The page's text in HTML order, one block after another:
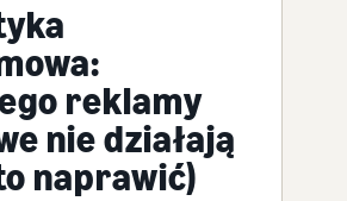
reklamy
nie działają
naprawić)